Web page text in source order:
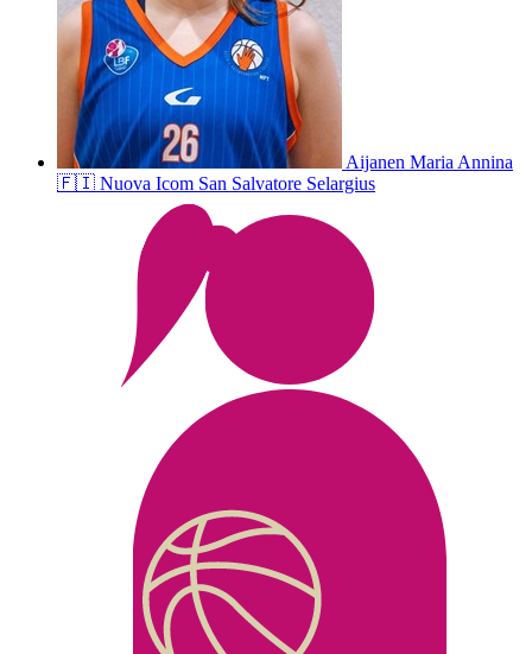
Aijanen Maria Annina
🇫🇮 Nuova Icom San Salvatore Selargius